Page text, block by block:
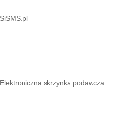
SiSMS.pl
Elektroniczna skrzynka podawcza